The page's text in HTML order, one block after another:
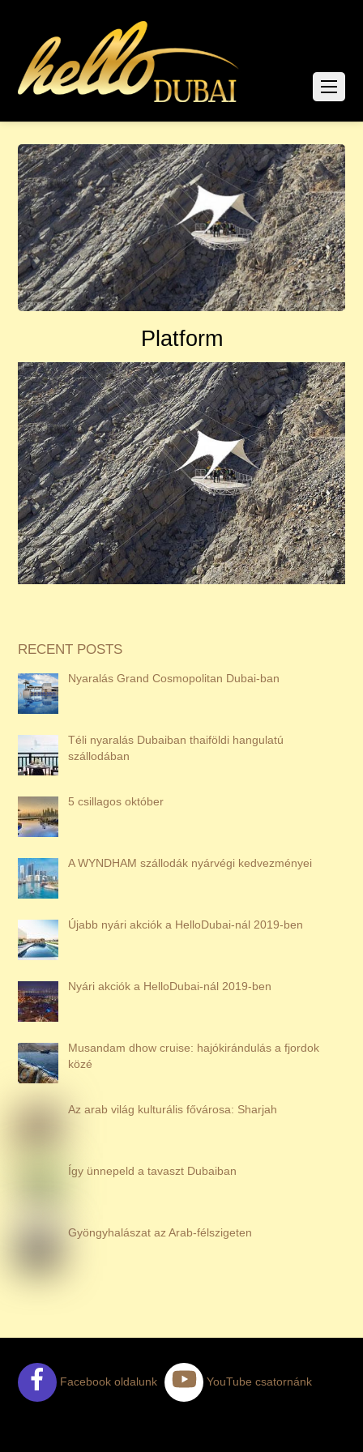
Platform
RECENT POSTS
Nyaralás Grand Cosmopolitan Dubai-ban
Téli nyaralás Dubaiban thaiföldi hangulatú
szállodában
5 csillagos október
A WYNDHAM szállodák nyárvégi kedvezményei
Újabb nyári akciók a HelloDubai-nál 2019-ben
Nyári akciók a HelloDubai-nál 2019-ben
Musandam dhow cruise: hajókirándulás a fjordok
közé
Az arab világ kulturális fővárosa: Sharjah
Így ünnepeld a tavaszt Dubaiban
Gyöngyhalászat az Arab-félszigeten
Facebook oldalunk YouTube csatornánk